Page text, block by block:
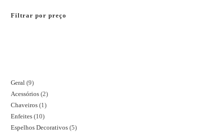
Filtrar por preço
Geral 9
Acessórios 2
Chaveiros 1
Enfeites 10
Espelhos Decorativos 5